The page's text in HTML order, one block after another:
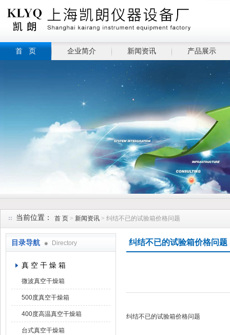
首 页 企业简介 新闻资讯 产品展示
当前位置： 首 页 > 新闻资讯 > 纠结不已的试验箱价格问题
目录导航 Directory
真 空 干 燥 箱
微波真空干燥箱
500度真空干燥箱
400度高温真空干燥箱
台式真空干燥箱
纠结不已的试验箱价格问题
纠结不已的试验箱价格问题